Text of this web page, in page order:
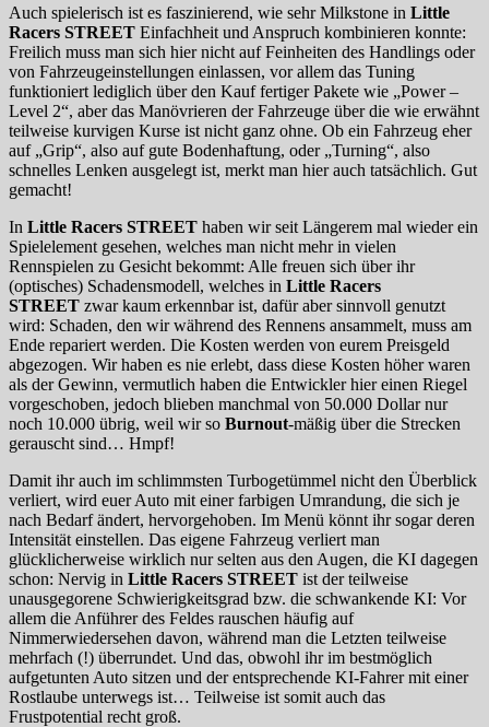
Auch spielerisch ist es faszinierend, wie sehr Milkstone in Little
Racers STREET Einfachheit und Anspruch kombinieren konnte:
Freilich muss man sich hier nicht auf Feinheiten des Handlings oder
von Fahrzeugeinstellungen einlassen, vor allem das Tuning
funktioniert lediglich über den Kauf fertiger Pakete wie „Power –
Level 2“, aber das Manövrieren der Fahrzeuge über die wie erwähnt
teilweise kurvigen Kurse ist nicht ganz ohne. Ob ein Fahrzeug eher
auf „Grip“, also auf gute Bodenhaftung, oder „Turning“, also
schnelles Lenken ausgelegt ist, merkt man hier auch tatsächlich. Gut
gemacht!
In Little Racers STREET haben wir seit Längerem mal wieder ein
Spielelement gesehen, welches man nicht mehr in vielen
Rennspielen zu Gesicht bekommt: Alle freuen sich über ihr
(optisches) Schadensmodell, welches in Little Racers
STREET zwar kaum erkennbar ist, dafür aber sinnvoll genutzt
wird: Schaden, den wir während des Rennens ansammelt, muss am
Ende repariert werden. Die Kosten werden von eurem Preisgeld
abgezogen. Wir haben es nie erlebt, dass diese Kosten höher waren
als der Gewinn, vermutlich haben die Entwickler hier einen Riegel
vorgeschoben, jedoch blieben manchmal von 50.000 Dollar nur
noch 10.000 übrig, weil wir so Burnout-mäßig über die Strecken
gerauscht sind… Hmpf!
Damit ihr auch im schlimmsten Turbogetümmel nicht den Überblick
verliert, wird euer Auto mit einer farbigen Umrandung, die sich je
nach Bedarf ändert, hervorgehoben. Im Menü könnt ihr sogar deren
Intensität einstellen. Das eigene Fahrzeug verliert man
glücklicherweise wirklich nur selten aus den Augen, die KI dagegen
schon: Nervig in Little Racers STREET ist der teilweise
unausgegorene Schwierigkeitsgrad bzw. die schwankende KI: Vor
allem die Anführer des Feldes rauschen häufig auf
Nimmerwiedersehen davon, während man die Letzten teilweise
mehrfach (!) überrundet. Und das, obwohl ihr im bestmöglich
aufgetunten Auto sitzen und der entsprechende KI-Fahrer mit einer
Rostlaube unterwegs ist… Teilweise ist somit auch das
Frustpotential recht groß.